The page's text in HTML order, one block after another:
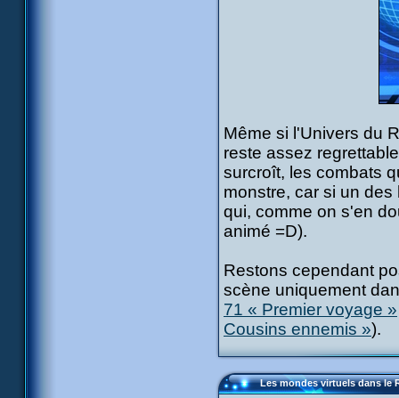
Même si l'Univers du
reste assez
surcroît, les combats
monstre, car si un
qui, comme on s'en
animé =D).
Restons cependant
scène uniquement
71 « Premier voyage »
Cousins ennemis »).
Les mondes virtuels dans le